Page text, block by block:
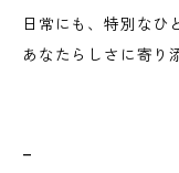
日常にも、特別なひ
あなたらしさに寄り